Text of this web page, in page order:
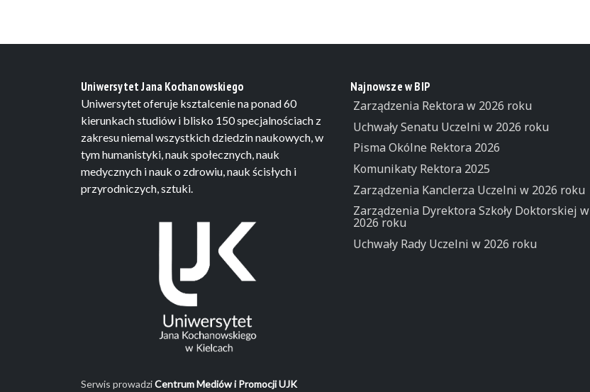
Uniwersytet Jana Kochanowskiego
Uniwersytet oferuje ksztalcenie na ponad 60
kierunkach studiów i blisko 150 specjalnościach z
zakresu niemal wszystkich dziedzin naukowych, w
tym humanistyki, nauk społecznych, nauk
medycznych i nauk o zdrowiu, nauk ścisłych i
przyrodniczych, sztuki.
Serwis prowadziCentrum Mediów i Promocji UJK
Najnowsze w BIP
Zarządzenia Rektora w 2026 roku
Uchwały Senatu Uczelni w 2026 roku
Pisma Okólne Rektora 2026
Komunikaty Rektora 2025
Zarządzenia Kanclerza Uczelni w 2026 roku
Zarządzenia Dyrektora Szkoły Doktorskiej w
2026 roku
Uchwały Rady Uczelni w 2026 roku